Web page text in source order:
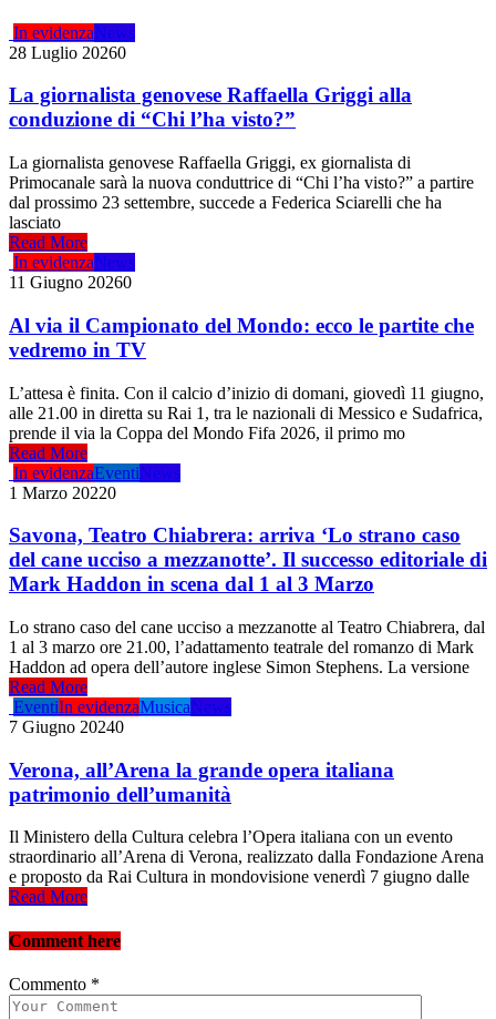
In evidenzaNews
28 Luglio 20260
La giornalista genovese Raffaella Griggi alla
conduzione di “Chi l’ha visto?”
La giornalista genovese Raffaella Griggi, ex giornalista di
Primocanale sarà la nuova conduttrice di “Chi l’ha visto?” a partire
dal prossimo 23 settembre, succede a Federica Sciarelli che ha
lasciato
Read More
In evidenzaNews
11 Giugno 20260
Al via il Campionato del Mondo: ecco le partite che
vedremo in TV
L’attesa è finita. Con il calcio d’inizio di domani, giovedì 11 giugno,
alle 21.00 in diretta su Rai 1, tra le nazionali di Messico e Sudafrica,
prende il via la Coppa del Mondo Fifa 2026, il primo mo
Read More
In evidenzaEventiNews
1 Marzo 20220
Savona, Teatro Chiabrera: arriva ‘Lo strano caso
del cane ucciso a mezzanotte’. Il successo editoriale di
Mark Haddon in scena dal 1 al 3 Marzo
Lo strano caso del cane ucciso a mezzanotte al Teatro Chiabrera, dal
1 al 3 marzo ore 21.00, l’adattamento teatrale del romanzo di Mark
Haddon ad opera dell’autore inglese Simon Stephens. La versione
Read More
EventiIn evidenzaMusicaNews
7 Giugno 20240
Verona, all’Arena la grande opera italiana
patrimonio dell’umanità
Il Ministero della Cultura celebra l’Opera italiana con un evento
straordinario all’Arena di Verona, realizzato dalla Fondazione Arena
e proposto da Rai Cultura in mondovisione venerdì 7 giugno dalle
Read More
Comment here
Commento *